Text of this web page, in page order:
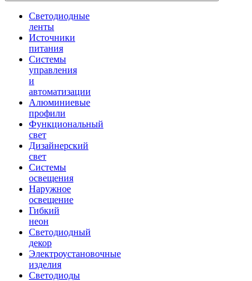
Светодиодные
ленты
Источники
питания
Системы
управления
и
автоматизации
Алюминиевые
профили
Функциональный
свет
Дизайнерский
свет
Системы
освещения
Наружное
освещение
Гибкий
неон
Светодиодный
декор
Электроустановочные
изделия
Светодиоды